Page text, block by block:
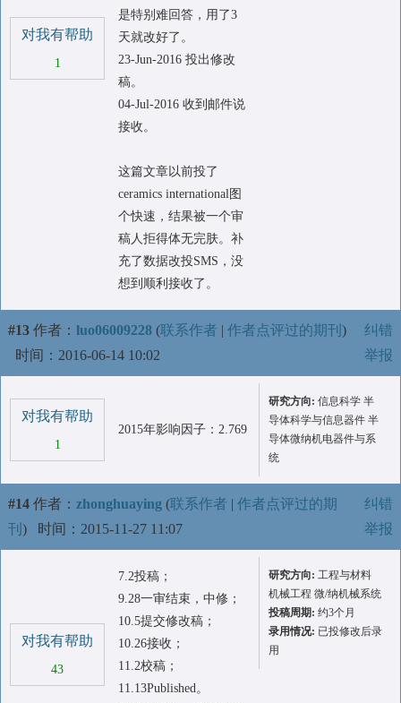
对我有帮助
1
是特别难回答，用了3
天就改好了。
23-Jun-2016 投出修改
稿。
04-Jul-2016 收到邮件说
接收。
这篇文章以前投了
ceramics international图
个快速，结果被一个审
稿人拒得体无完肤。补
充了数据改投SMS，没
想到顺利接收了。
#13 作者： luo06009228 (联系作者 | 作者点评过的期刊 )
时间：2016-06-14 10:02
纠错
举报
对我有帮助
1
2015年影响因子：2.769
研究方向: 信息科学 半
导体科学与信息器件 半
导体微纳机电器件与系
统
#14 作者： zhonghuaying (联系作者 | 作者点评过的期
刊 ) 时间：2015-11-27 11:07
纠错
举报
对我有帮助
43
7.2投稿；
9.28一审结束，中修；
10.5提交修改稿；
10.26接收；
11.2校稿；
11.13Published。
研究方向: 工程与材料
机械工程 微/纳机械系统
投稿周期: 约3个月
录用情况: 已投修改后录
用